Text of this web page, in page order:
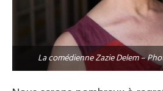
La comédienne Zazie Delem –